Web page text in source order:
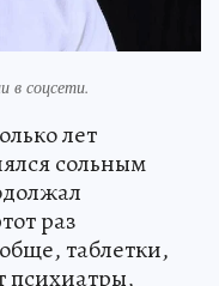
в соцсети.
лет
сольным
раз
таблетки,
психиатры,